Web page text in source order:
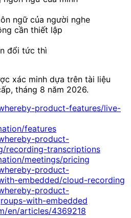
ngữ của người nghe
cần thiết lập
đổi tức thì
xác minh dựa trên tài liệu
tháng 8 năm 2026.
product-features/live-
features
product-
recording-transcriptions
meetings/pricing
product-
embedded/cloud-recording
product-
with-embedded
en/articles/4369218